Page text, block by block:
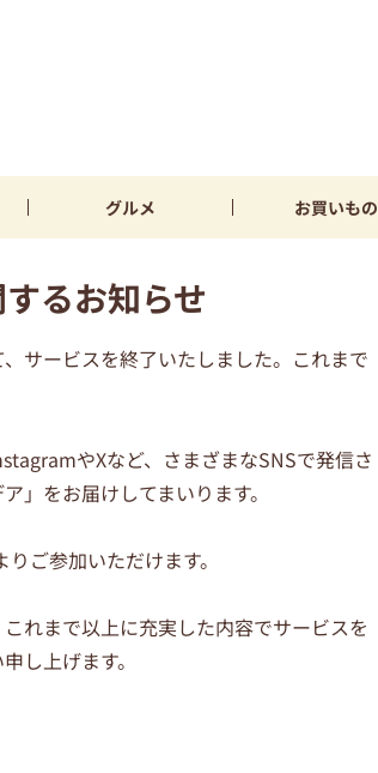
グルメ お買いもの
るお知らせ
サービスを終了いたしました。これまで
やXなど、さまざまなSNSで発信さ
」をお届けしてまいります。
りご参加いただけます。
れまで以上に充実した内容でサービスを
し上げます。